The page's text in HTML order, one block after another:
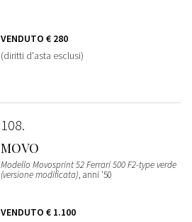
VENDUTO € 280
(diritti d'asta esclusi)
108
MOVO
Modello Movosprint 52 Ferrari 500 F2-type verde
(versione modificata), anni '50
VENDUTO € 1.100